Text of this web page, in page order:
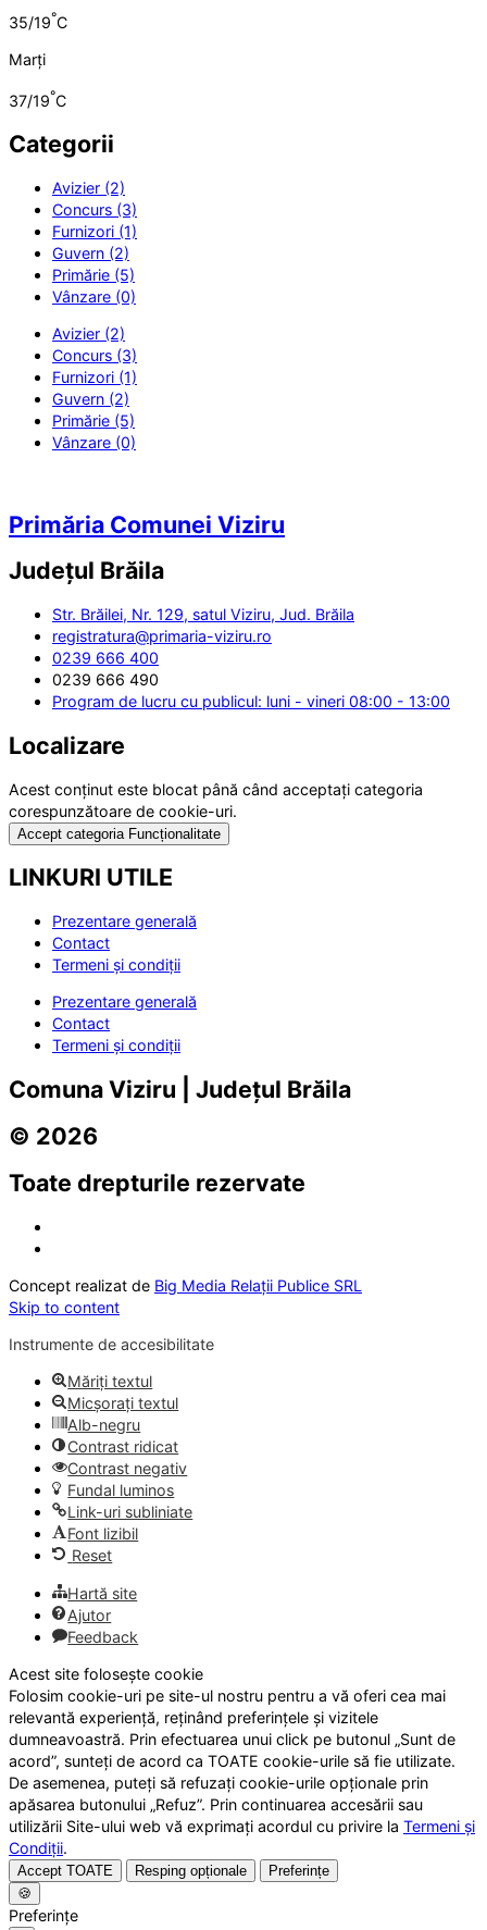
35/19°C
Marți
37/19°C
Categorii
Avizier (2)
Concurs (3)
Furnizori (1)
Guvern (2)
Primărie (5)
Vânzare (0)
Avizier (2)
Concurs (3)
Furnizori (1)
Guvern (2)
Primărie (5)
Vânzare (0)
Primăria Comunei Viziru
Județul Brăila
Str. Brăilei, Nr. 129, satul Viziru, Jud. Brăila
registratura@primaria-viziru.ro
0239 666 400
0239 666 490
Program de lucru cu publicul: luni - vineri 08:00 - 13:00
Localizare
Acest conținut este blocat până când acceptați categoria
corespunzătoare de cookie-uri.
Accept categoria Funcționalitate
LINKURI UTILE
Prezentare generală
Contact
Termeni și condiții
Prezentare generală
Contact
Termeni și condiții
Comuna Viziru | Județul Brăila
© 2026
Toate drepturile rezervate
Concept realizat de Big Media Relații Publice SRL
Skip to content
Instrumente de accesibilitate
Măriți textul
Micșorați textul
Alb-negru
Contrast ridicat
Contrast negativ
Fundal luminos
Link-uri subliniate
Font lizibil
Reset
Hartă site
Ajutor
Feedback
Acest site folosește cookie
Folosim cookie-uri pe site-ul nostru pentru a vă oferi cea mai
relevantă experiență, reținând preferințele și vizitele
dumneavoastră. Prin efectuarea unui click pe butonul „Sunt de
acord”, sunteți de acord ca TOATE cookie-urile să fie utilizate.
De asemenea, puteți să refuzați cookie-urile opționale prin
apăsarea butonului „Refuz”. Prin continuarea accesării sau
utilizării Site-ului web vă exprimați acordul cu privire la Termeni și
Condiții.
Accept TOATE Resping opționale
Preferințe
🍪
Preferințe